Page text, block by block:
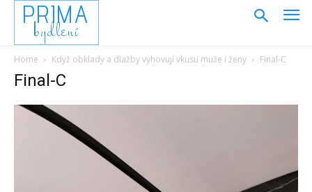
PRIMA
bydlení
Home Když obklady a dlažby vyhovují vkusu muže i ženy Final-C
Final-C